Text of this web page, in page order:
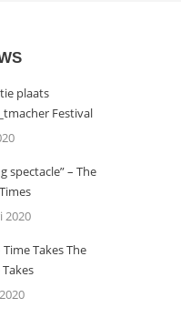
plaats
Festival
spectacle” – The
2020
Takes The